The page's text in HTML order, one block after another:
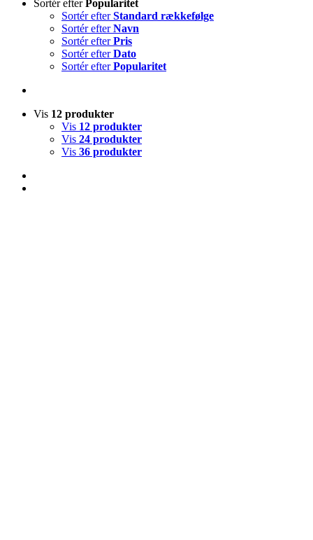
Sortér efterPopularitet
Sortér efterStandard rækkefølge
Sortér efterNavn
Sortér efterPris
Sortér efterDato
Sortér efterPopularitet
Vis 12 produkter
Vis 12 produkter
Vis 24 produkter
Vis 36 produkter